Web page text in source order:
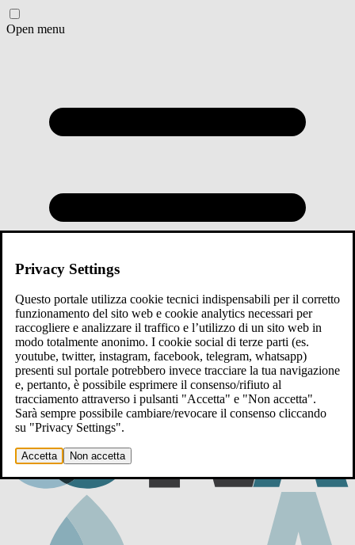
Open menu
Privacy Settings
Questo portale utilizza cookie tecnici indispensabili per il corretto
funzionamento del sito web e cookie analytics necessari per
raccogliere e analizzare il traffico e l’utilizzo di un sito web in
modo totalmente anonimo. I cookie social di terze parti (es.
youtube, twitter, instagram, facebook, telegram, whatsapp)
presenti sul portale potrebbero invece tracciare la tua navigazione
e, pertanto, è possibile esprimere il consenso/rifiuto al
tracciamento attraverso i pulsanti "Accetta" e "Non accetta".
Sarà sempre possibile cambiare/revocare il consenso cliccando
su "Privacy Settings".
Accetta Non accetta